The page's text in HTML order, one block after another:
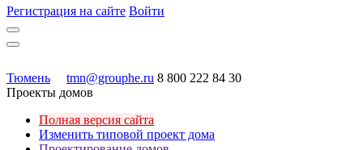
Регистрация на сайте Войти
Тюмень tmn@grouphe.ru 8 800 222 84 30
Проекты домов
Полная версия сайта
Изменить типовой проект дома